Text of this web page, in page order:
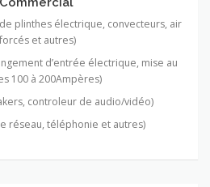
plinthes électrique, convecteurs, air
forcés et autres)
d’entrée électrique, mise au
100 à 200Ampères)
controleur de audio/vidéo)
réseau, téléphonie et autres)